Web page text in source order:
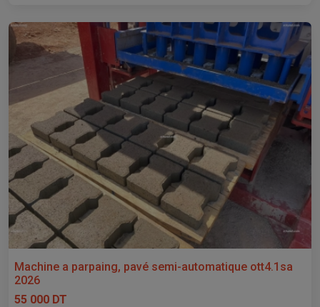
Machine a parpaing, pavé semi-automatique ott4.1sa
2026
55 000 DT